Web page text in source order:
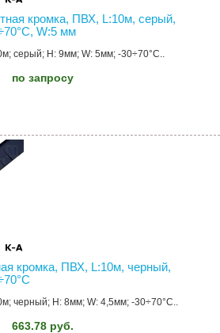
кромка, ПВХ, L:10м, серый,
W:5 мм
серый; H: 9мм; W: 5мм; -30÷70°C..
по запросу
кромка, ПВХ, L:10м, черный,
черный; H: 8мм; W: 4,5мм; -30÷70°C..
663.78 руб.